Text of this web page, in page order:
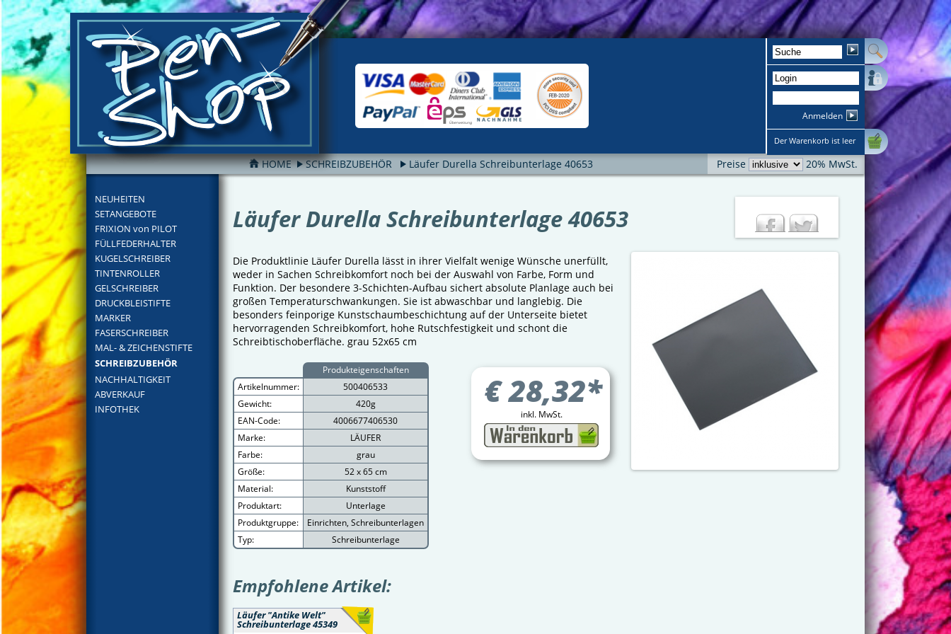
Anmelden
Der Warenkorb ist leer
Preise 20% MwSt.
HOME SCHREIBZUBEHÖR Läufer Durella Schreibunterlage 40653
NEUHEITEN
SETANGEBOTE
FRIXION von PILOT
FÜLLFEDERHALTER
KUGELSCHREIBER
TINTENROLLER
GELSCHREIBER
DRUCKBLEISTIFTE
MARKER
FASERSCHREIBER
MAL- & ZEICHENSTIFTE
SCHREIBZUBEHÖR
NACHHALTIGKEIT
ABVERKAUF
INFOTHEK
FILTER
Läufer Durella Schreibunterlage 40653
Die Produktlinie Läufer Durella lässt in ihrer Vielfalt wenige Wünsche unerfüllt,
weder in Sachen Schreibkomfort noch bei der Auswahl von Farbe, Form und
Funktion. Der besondere 3-Schichten-Aufbau sichert absolute Planlage auch bei
großen Temperaturschwankungen. Sie ist abwaschbar und langlebig. Die
besonders feinporige Kunstschaumbeschichtung auf der Unterseite bietet
hervorragenden Schreibkomfort, hohe Rutschfestigkeit und schont die
Schreibtischoberfläche. grau 52x65 cm
€28,32*
inkl. MwSt.
Produkteigenschaften
Artikelnummer:
500406533
Gewicht:
420g
EAN-Code:
4006677406530
Marke:
LÄUFER
Farbe:
grau
Größe:
52 x 65 cm
Material:
Kunststoff
Produktart:
Unterlage
Produktgruppe:
Einrichten, Schreibunterlagen
Typ:
Schreibunterlage
Empfohlene Artikel:
Läufer "Antike Welt"
Schreibunterlage 45349